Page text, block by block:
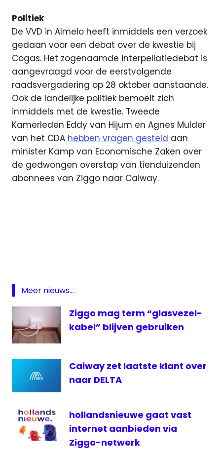
Politiek
De VVD in Almelo heeft inmiddels een verzoek
gedaan voor een debat over de kwestie bij
Cogas. Het zogenaamde interpellatiedebat is
aangevraagd voor de eerstvolgende
raadsvergadering op 28 oktober aanstaande.
Ook de landelijke politiek bemoeit zich
inmiddels met de kwestie. Tweede
Kamerleden Eddy van Hijum en Agnes Mulder
van het CDA hebben vragen gesteld aan
minister Kamp van Economische Zaken over
de gedwongen overstap van tienduizenden
abonnees van Ziggo naar Caiway.
Featured
Glasvezel
kabel
kabelnieuws
CaiWay
naar
Caiway
petitie
Meer nieuws...
Ziggo mag term “glasvezel-
kabel” blijven gebruiken
Caiway zet laatste klant over
naar DELTA
hollandsnieuwe gaat vast
internet aanbieden via
Ziggo-netwerk